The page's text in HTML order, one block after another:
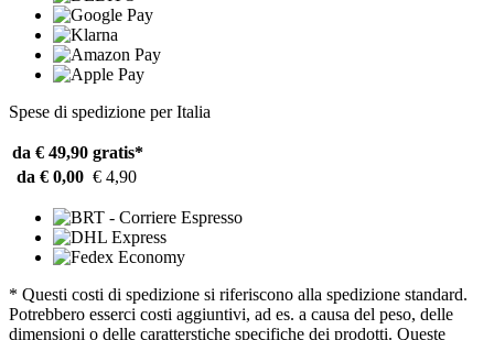
Spese di spedizione per Italia
da € 49,90 gratis*
da € 0,00 € 4,90
* Questi costi di spedizione si riferiscono alla spedizione standard.
Potrebbero esserci costi aggiuntivi, ad es. a causa del peso, delle
dimensioni o delle caratterstiche specifiche dei prodotti. Queste